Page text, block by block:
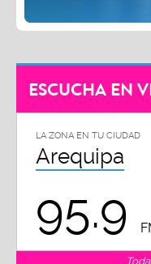
ESCUCHA EN
LA ZONA EN TU CIUDAD
Arequipa
95.9